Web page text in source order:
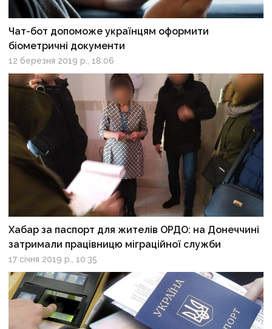
Чат-бот допоможе українцям оформити
біометричні документи
12 березня 2019 р., 18:06
Хабар за паспорт для жителів ОРДО: на Донеччині
затримали працівницю міграційної служби
17 січня 2019 р., 10:35